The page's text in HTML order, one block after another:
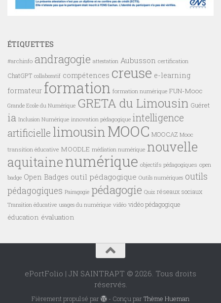
ÉTIQUETTES
#archinfo andragogie attestation Aubusson certification
ChatGPT collaboratif compétences creuse e-learning
formateur formation formation numérique FUN-Mooc
Grande Ecole du Numérique GRETA du Limousin Guéret
ia Inclusion Numérique innovation pédagogique intelligence
artificielle limousinMOOC MOOCAZ Mooc
transition éducative MOODLE médiation numérique nouvelle
aquitainenumérique objectifs pédagogiques open
badge Open Badges outil pédagogique Outils numériques outils
pédagogiques Pairagogie pédagogie Quiz réseaux sociaux
Transition éducative usages du numérique vidéo vidéo pédagogique
éducation évaluation
ePortFolio | JN SAINTRAPT © 2026. Tous droits
réservés.
Fièrement propulsé par - Conçu parThème Hueman